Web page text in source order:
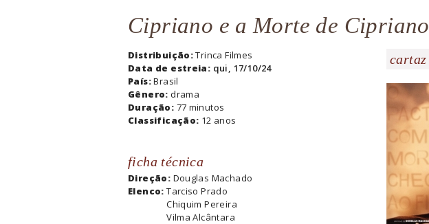
Cipriano e a Morte de Cipriano
Distribuição:Trinca Filmes
Data de estreia: qui, 17/10/24
País:Brasil
Gênero:drama
Duração: 77 minutos
Classificação: 12 anos
ficha técnica
Direção: Douglas Machado
Elenco:Tarciso Prado
Chiquim Pereira
Vilma Alcântara
cartaz